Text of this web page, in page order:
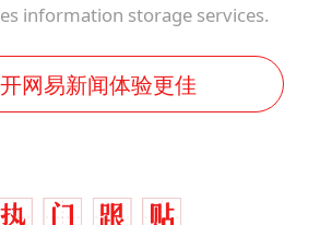
information storage services.
网易新闻体验更佳